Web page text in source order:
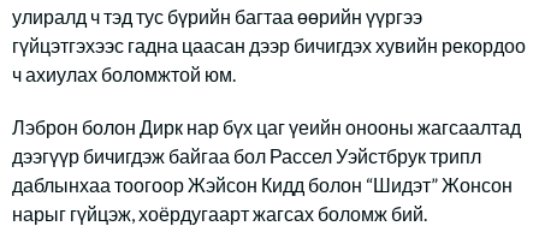
улиралд ч тэд тус бүрийн багтаа өөрийн үүргээ
гүйцэтгэхээс гадна цаасан дээр бичигдэх хувийн рекордоо
ч ахиулах боломжтой юм.
Лэброн болон Дирк нар бүх цаг үеийн онооны жагсаалтад
дээгүүр бичигдэж байгаа бол Рассел Уэйстбрук трипл
даблынхаа тоогоор Жэйсон Кидд болон “Шидэт” Жонсон
нарыг гүйцэж, хоёрдугаарт жагсах боломж бий.